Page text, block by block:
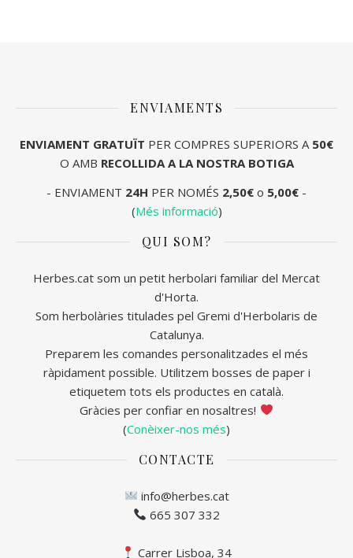
ENVIAMENTS
ENVIAMENT GRATUÏT PER COMPRES SUPERIORS A 50€
O AMB RECOLLIDA A LA NOSTRA BOTIGA
- ENVIAMENT 24H PER NOMÉS 2,50€ o 5,00€ -
(Més informació)
QUI SOM?
Herbes.cat som un petit herbolari familiar del Mercat
d'Horta.
Som herbolàries titulades pel Gremi d'Herbolaris de
Catalunya.
Preparem les comandes personalitzades el més
ràpidament possible. Utilitzem bosses de paper i
etiquetem tots els productes en català.
Gràcies per confiar en nosaltres!
(Conèixer-nos més)
CONTACTE
info@herbes.cat
665 307 332
Carrer Lisboa, 34